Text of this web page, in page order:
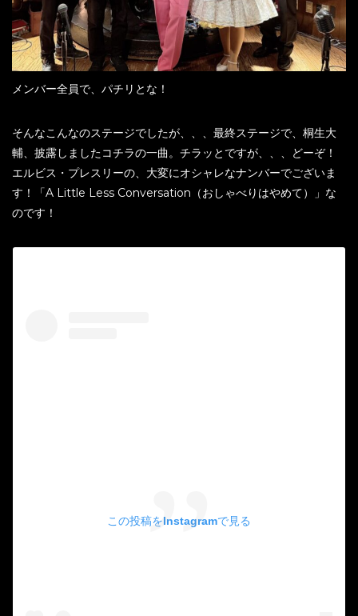
メンバー全員で、パチリとな！
そんなこんなのステージでしたが、、、最終ステージで、桐生大
輔、披露しましたコチラの一曲。チラッとですが、、、どーぞ！
エルビス・プレスリーの、大変にオシャレなナンバーでございま
す！「A Little Less Conversation（おしゃべりはやめて）」な
のです！
この投稿をInstagramで見る